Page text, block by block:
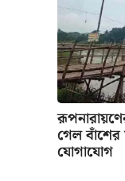
গেল বাঁশের
যোগাযোগ